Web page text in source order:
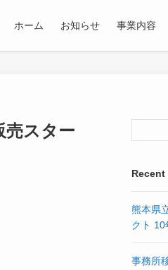
ホーム お知らせ 事業内容
スター
Recent
熊本県
クト 10
事務所